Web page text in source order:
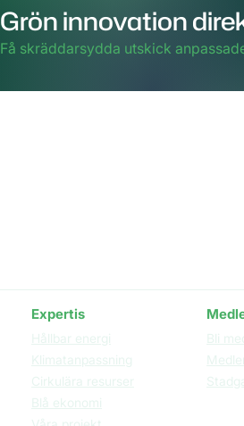
Grön innovation
Få skräddarsydda utskick
Expertis
Hållbar energi
Klimatanpassning
Cirkulära resurser
Blå ekonomi
Bli